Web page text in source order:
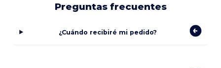
Preguntas frecuentes
¿Cuándo recibiré mi pedido?